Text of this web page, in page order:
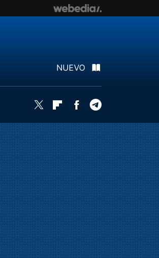
NUEVO
Twitter FlipboardFacebook